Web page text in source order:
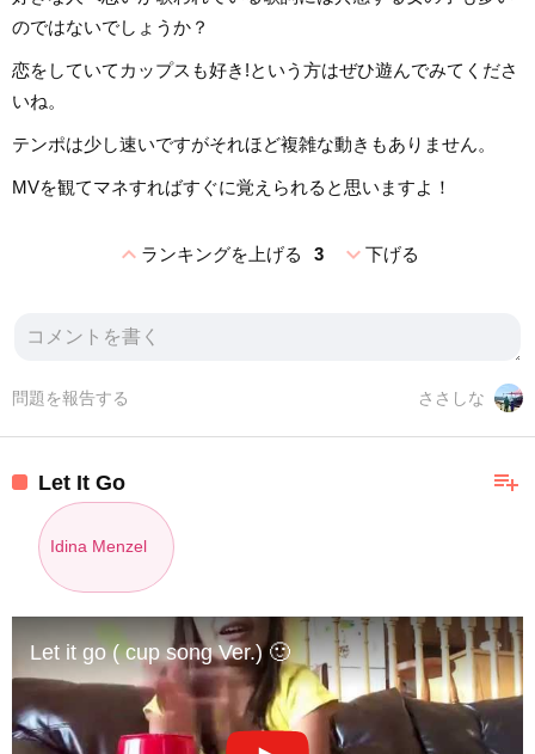
のではないでしょうか？
恋をしていてカップスも好き!という方はぜひ遊んでみてくださ
いね。
テンポは少し速いですがそれほど複雑な動きもありません。
MVを観てマネすればすぐに覚えられると思いますよ！
expand_lessランキングを上げる 3 expand_more下げる
ささしな
問題を報告する
playlist_add
Let It Go
Idina Menzel
Let it go ( cup song Ver.) 🙂